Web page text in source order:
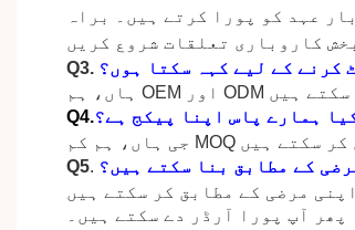
عہد کو پورا کرتے ہیں۔ براہ
Q3. کرنے کے لیے کہہ سکتا ہوں؟
Q4.ہمارے پاس اپنا پیکج ہے؟
Q5. کے مطابق بنا سکتے ہیں؟
مرضی کے مطابق کر سکتے ہیں
آپ پورا آرڈر دے سکتے ہیں۔